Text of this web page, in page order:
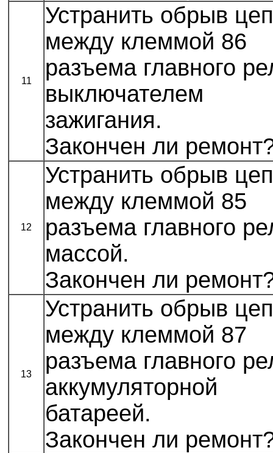
11
Устранить обрыв
между клеммой 86
разъема главного
выключателем
зажигания.
Закончен ли
12
Устранить обрыв
между клеммой 85
разъема главного
массой.
Закончен ли
13
Устранить обрыв
между клеммой 87
разъема главного
аккумуляторной
батареей.
Закончен ли